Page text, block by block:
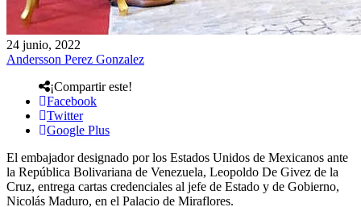
24 junio, 2022
Andersson Perez Gonzalez
¡Compartir este!
Facebook
Twitter
Google Plus
El embajador designado por los Estados Unidos de Mexicanos ante
la República Bolivariana de Venezuela, Leopoldo De Givez de la
Cruz, entrega cartas credenciales al jefe de Estado y de Gobierno,
Nicolás Maduro, en el Palacio de Miraflores.